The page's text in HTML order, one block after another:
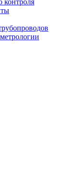
контроля